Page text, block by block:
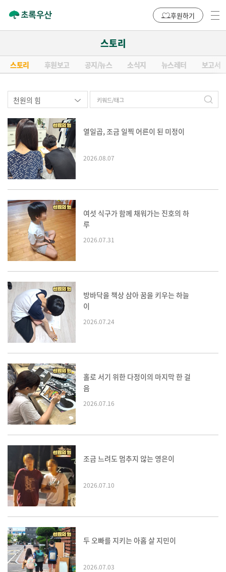
후원하기
스토리
스토리 후원보고 공지/뉴스 소식지 뉴스레터 보고서
열일곱, 조금 일찍 어른이 된 미정이
2026.08.07
여섯 식구가 함께 채워가는 진호의 하
루
2026.07.31
방바닥을 책상 삼아 꿈을 키우는 하늘
이
2026.07.24
홀로 서기 위한 다정이의 마지막 한 걸
음
2026.07.16
조금 느려도 멈추지 않는 영은이
2026.07.10
두 오빠를 지키는 아홉 살 지민이
2026.07.03